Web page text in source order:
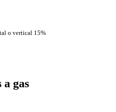
o vertical 15%
a gas